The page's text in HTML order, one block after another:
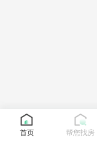
首页 帮您找房